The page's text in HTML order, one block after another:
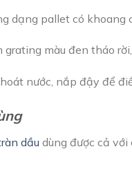
dạng pallet có
màu đen tháo
nước, nắp đậy để
dầu dùng được cả